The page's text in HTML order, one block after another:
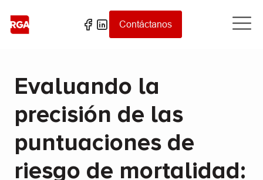
Contáctanos
Evaluando la
precisión de las
puntuaciones de
riesgo de mortalidad: